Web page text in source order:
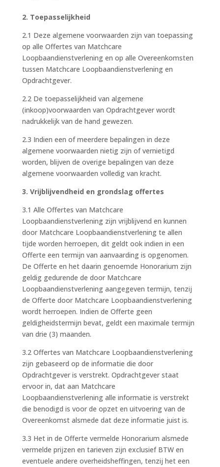
2. Toepasselijkheid
2.1 Deze algemene voorwaarden zijn van toepassing
op alle Offertes van Matchcare
Loopbaandienstverlening en op alle Overeenkomsten
tussen Matchcare Loopbaandienstverlening en
Opdrachtgever.
2.2 De toepasselijkheid van algemene
(inkoop)voorwaarden van Opdrachtgever wordt
nadrukkelijk van de hand gewezen.
2.3 Indien een of meerdere bepalingen in deze
algemene voorwaarden nietig zijn of vernietigd
worden, blijven de overige bepalingen van deze
algemene voorwaarden volledig van kracht.
3. Vrijblijvendheid en grondslag offertes
3.1 Alle Offertes van Matchcare
Loopbaandienstverlening zijn vrijblijvend en kunnen
door Matchcare Loopbaandienstverlening te allen
tijde worden herroepen, dit geldt ook indien in een
Offerte een termijn van aanvaarding is opgenomen.
De Offerte en het daarin genoemde Honorarium zijn
geldig gedurende de door Matchcare
Loopbaandienstverlening aangegeven termijn, tenzij
de Offerte door Matchcare Loopbaandienstverlening
wordt herroepen. Indien de Offerte geen
geldigheidstermijn bevat, geldt een maximale termijn
van drie (3) maanden.
3.2 Offertes van Matchcare Loopbaandienstverlening
zijn gebaseerd op de informatie die door
Opdrachtgever is verstrekt. Opdrachtgever staat
ervoor in, dat aan Matchcare
Loopbaandienstverlening alle informatie is verstrekt
die benodigd is voor de opzet en uitvoering van de
Overeenkomst alsmede dat deze informatie juist is.
3.3 Het in de Offerte vermelde Honorarium alsmede
vermelde prijzen en tarieven zijn exclusief BTW en
eventuele andere overheidsheffingen, tenzij het een